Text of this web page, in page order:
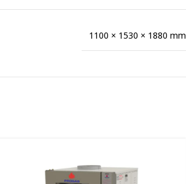
1100 × 1530 × 1880 mm